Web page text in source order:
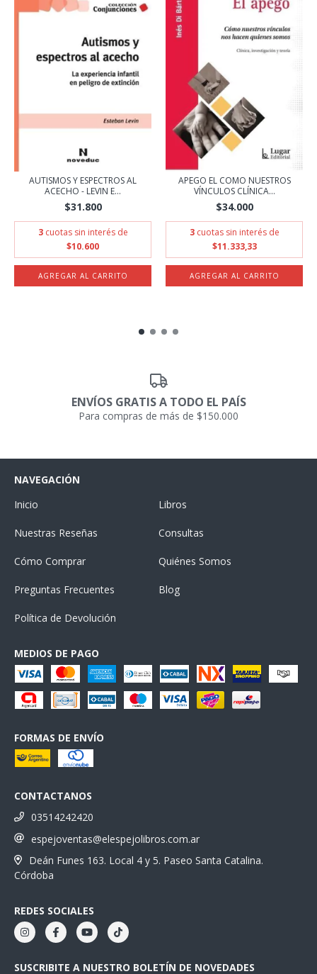
AUTISMOS Y ESPECTROS AL
ACECHO - LEVIN E...
$31.800
3 cuotas sin interés de
$10.600
APEGO EL COMO NUESTROS
VÍNCULOS CLÍNICA...
$34.000
3 cuotas sin interés de
$11.333,33
ENVÍOS GRATIS A TODO EL PAÍS
Para compras de más de $150.000
NAVEGACIÓN
Inicio
Libros
Nuestras Reseñas Consultas
Cómo Comprar Quiénes Somos
Preguntas Frecuentes Blog
Política de Devolución
MEDIOS DE PAGO
FORMAS DE ENVÍO
CONTACTANOS
03514242420
espejoventas@elespejolibros.com.ar
Deán Funes 163. Local 4 y 5. Paseo Santa Catalina.
Córdoba
REDES SOCIALES
SUSCRIBITE A NUESTRO BOLETÍN DE NOVEDADES